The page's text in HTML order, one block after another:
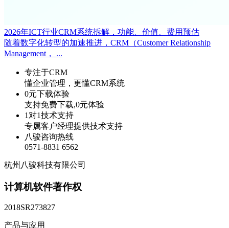
2026年ICT行业CRM系统拆解，功能、价值、费用预估
随着数字化转型的加速推进，CRM（Customer Relationship
Management， ...
专注于CRM
懂企业管理，更懂CRM系统
0元下载体验
支持免费下载,0元体验
1对1技术支持
专属客户经理提供技术支持
八骏咨询热线
0571-8831 6562
杭州八骏科技有限公司
计算机软件著作权
2018SR273827
产品与应用